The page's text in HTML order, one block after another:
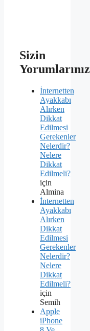
Sizin
Yorumlarınız
İnternetten
Ayakkabı
Alırken
Dikkat
Edilmesi
Gerekenler
Nelerdir?
Nelere
Dikkat
Edilmeli?
için
Almina
İnternetten
Ayakkabı
Alırken
Dikkat
Edilmesi
Gerekenler
Nelerdir?
Nelere
Dikkat
Edilmeli?
için
Semih
Apple
iPhone